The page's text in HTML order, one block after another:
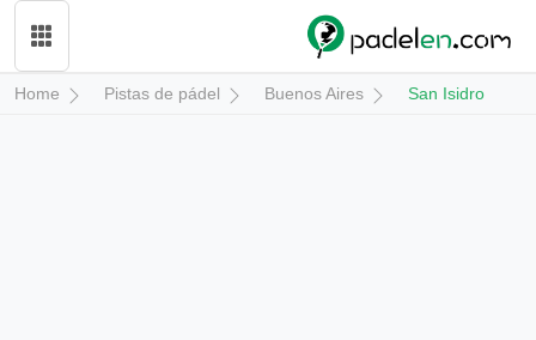
Home Pistas de pádel Buenos Aires San Isidro